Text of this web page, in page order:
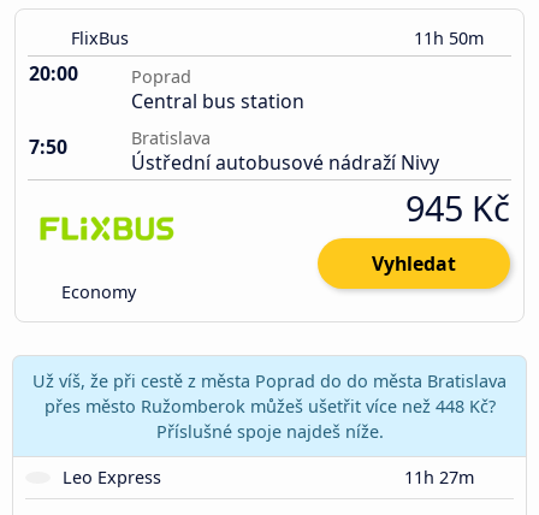
FlixBus 11h 50m
20:00 Poprad
Central bus station
7:50
Bratislava
Ústřední autobusové nádraží Nivy
Economy
945 Kč
Vyhledat
Už víš, že při cestě z města Poprad do do města Bratislava
přes město Ružomberok můžeš ušetřit více než 448 Kč?
Příslušné spoje najdeš níže.
Leo Express
11h 27m